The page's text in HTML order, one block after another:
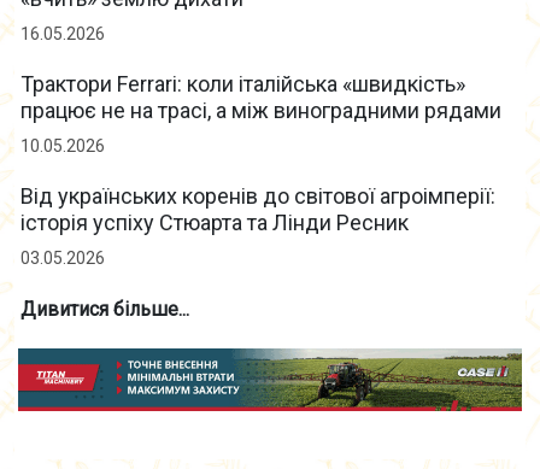
16.05.2026
Трактори Ferrari: коли італійська «швидкість»
працює не на трасі, а між виноградними рядами
10.05.2026
Від українських коренів до світової агроімперії:
історія успіху Стюарта та Лінди Ресник
03.05.2026
Дивитися більше...